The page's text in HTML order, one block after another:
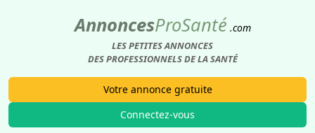
AnnoncesProSanté .com
LES PETITES ANNONCES
DES PROFESSIONNELS DE LA SANTÉ
Votre annonce gratuite
Connectez-vous